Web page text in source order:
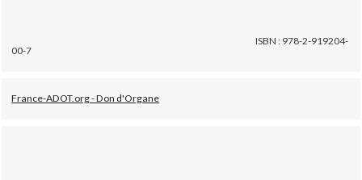
ISBN : 978-2-919204-
00-7
France-ADOT.org - Don d'Organe